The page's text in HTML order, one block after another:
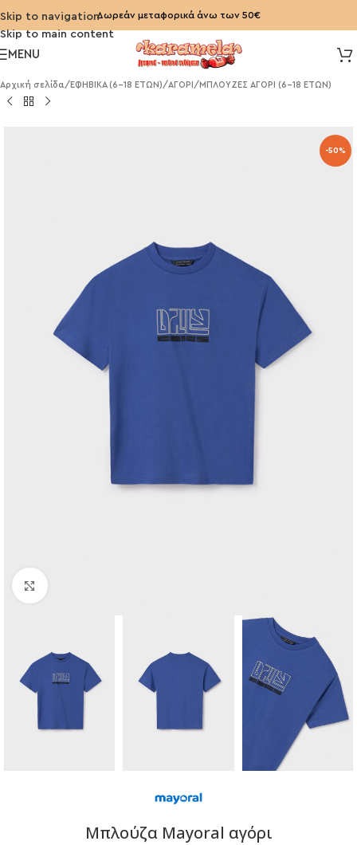
Skip to navigation
Skip to main content
Δωρεάν μεταφορικά άνω των 50€
MENU
Αρχική σελίδα/ ΕΦΗΒΙΚΑ (6-18 ΕΤΩΝ)/ΑΓΟΡΙ /ΜΠΛΟΥΖΕΣ ΑΓΟΡΙ (6-18 ΕΤΩΝ)
-50%
Μπλούζα Mayoral αγόρι